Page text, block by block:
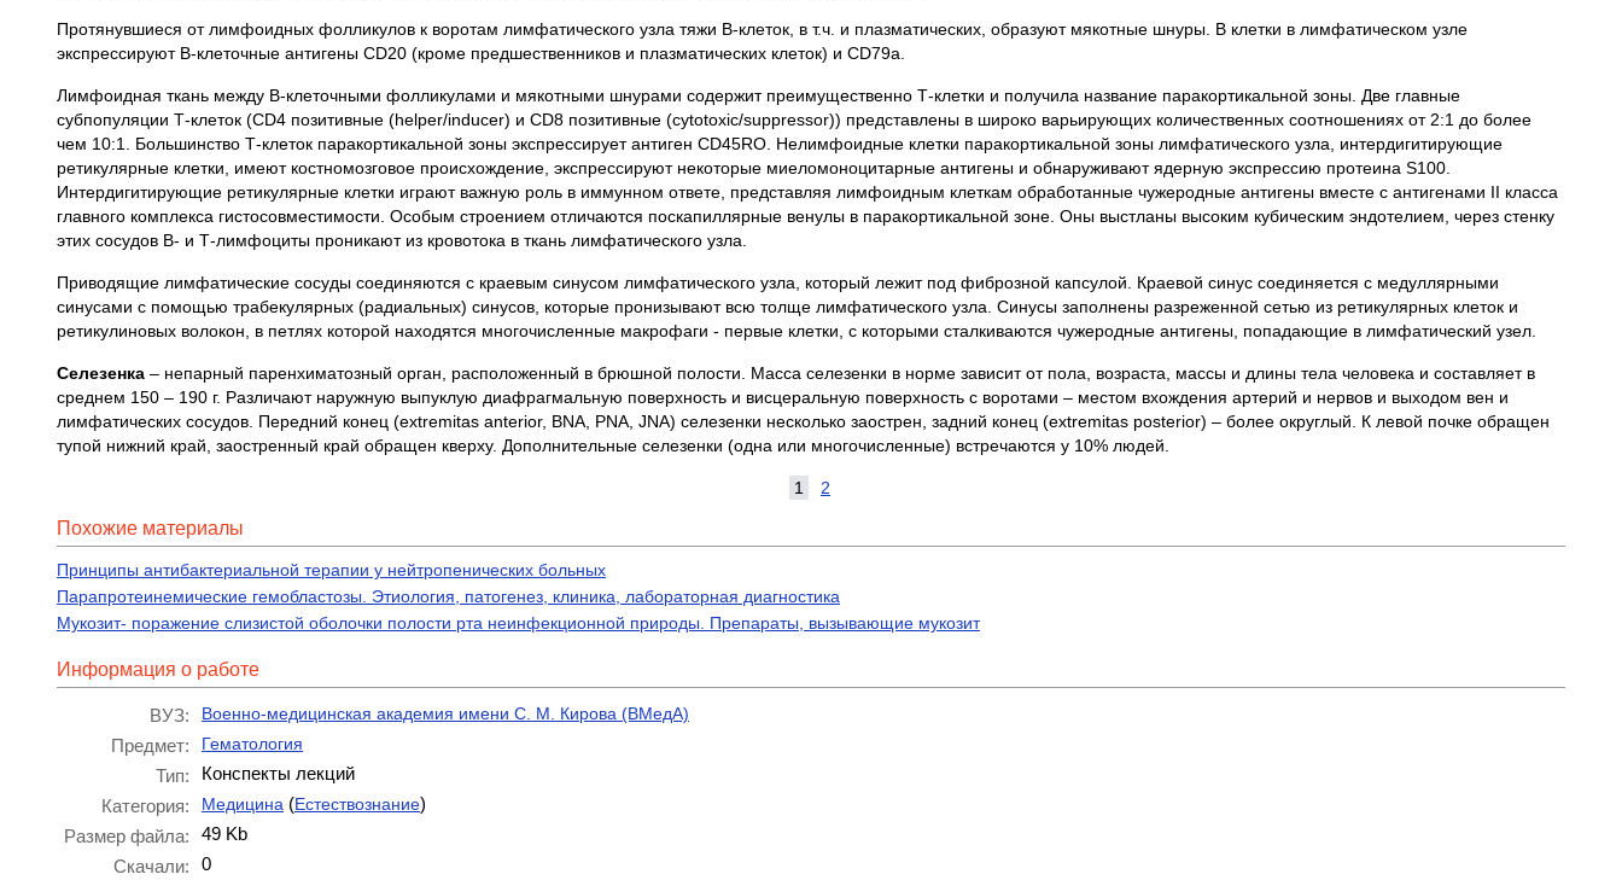
Протянувшиеся от лимфоидных фолликулов к воротам лимфатического узла тяжи В-клеток, в т.ч. и плазматических, образуют мякотные шнуры. В клетки в лимфатическом узле
экспрессируют В-клеточные антигены CD20 (кроме предшественников и плазматических клеток) и CD79a.
Лимфоидная ткань между В-клеточными фолликулами и мякотными шнурами содержит преимущественно Т-клетки и получила название паракортикальной зоны. Две главные
субпопуляции Т-клеток (CD4 позитивные (helper/inducer) и CD8 позитивные (cytotoxic/suppressor)) представлены в широко варьирующих количественных соотношениях от 2:1 до более
чем 10:1. Большинство Т-клеток паракортикальной зоны экспрессирует антиген CD45RO. Нелимфоидные клетки паракортикальной зоны лимфатического узла, интердигитирующие
ретикулярные клетки, имеют костномозговое происхождение, экспрессируют некоторые миеломоноцитарные антигены и обнаруживают ядерную экспрессию протеина S100.
Интердигитирующие ретикулярные клетки играют важную роль в иммунном ответе, представляя лимфоидным клеткам обработанные чужеродные антигены вместе с антигенами II класса
главного комплекса гистосовместимости. Особым строением отличаются поскапиллярные венулы в паракортикальной зоне. Оны выстланы высоким кубическим эндотелием, через стенку
этих сосудов В- и Т-лимфоциты проникают из кровотока в ткань лимфатического узла.
Приводящие лимфатические сосуды соединяются с краевым синусом лимфатического узла, который лежит под фиброзной капсулой. Краевой синус соединяется с медуллярными
синусами с помощью трабекулярных (радиальных) синусов, которые пронизывают всю толще лимфатического узла. Синусы заполнены разреженной сетью из ретикулярных клеток и
ретикулиновых волокон, в петлях которой находятся многочисленные макрофаги - первые клетки, с которыми сталкиваются чужеродные антигены, попадающие в лимфатический узел.
Селезенка – непарный паренхиматозный орган, расположенный в брюшной полости. Масса селезенки в норме зависит от пола, возраста, массы и длины тела человека и составляет в
среднем 150 – 190 г. Различают наружную выпуклую диафрагмальную поверхность и висцеральную поверхность с воротами – местом вхождения артерий и нервов и выходом вен и
лимфатических сосудов. Передний конец (extremitas anterior, BNA, PNA, JNA) селезенки несколько заострен, задний конец (extremitas posterior) – более округлый. К левой почке обращен
тупой нижний край, заостренный край обращен кверху. Дополнительные селезенки (одна или многочисленные) встречаются у 10% людей.
1 2
Похожие материалы
Принципы антибактериальной терапии у нейтропенических больных
Парапротеинемические гемобластозы. Этиология, патогенез, клиника, лабораторная диагностика
Мукозит- поражение слизистой оболочки полости рта неинфекционной природы. Препараты, вызывающие мукозит
Информация о работе
ВУЗ: Военно-медицинская академия имени С. М. Кирова (ВМедА)
Предмет: Гематология
Тип:
Конспекты лекций
Категория:
Медицина (Естествознание)
Размер файла:
49 Kb
Скачали:
0